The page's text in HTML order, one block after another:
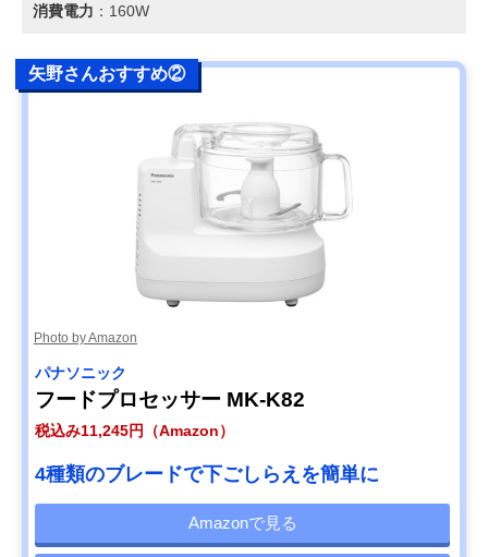
消費電力 ：160W
矢野さんおすすめ②
Photo by Amazon
パナソニック
フードプロセッサー MK-K82
税込み11,245円（Amazon）
4種類のブレードで下ごしらえを簡単に
Amazonで見る